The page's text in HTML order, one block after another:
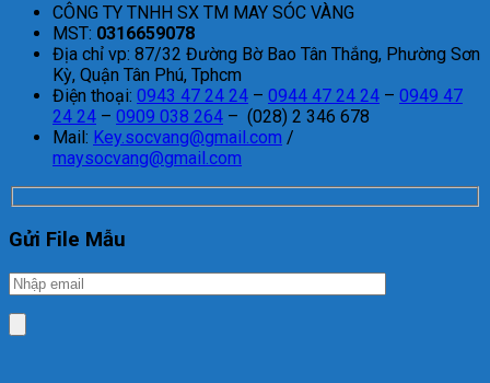
CÔNG TY TNHH SX TM MAY SÓC VÀNG
MST: 0316659078
Địa chỉ vp: 87/32 Đường Bờ Bao Tân Thắng, Phường Sơn
Kỳ, Quận Tân Phú, Tphcm
Điện thoại: 0943 47 24 24 – 0944 47 24 24 – 0949 47
24 24 – 0909 038 264 – (028) 2 346 678
Mail: Key.socvang@gmail.com /
maysocvang@gmail.com
Gửi File Mẫu